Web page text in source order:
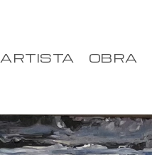
ARTISTA OBRA